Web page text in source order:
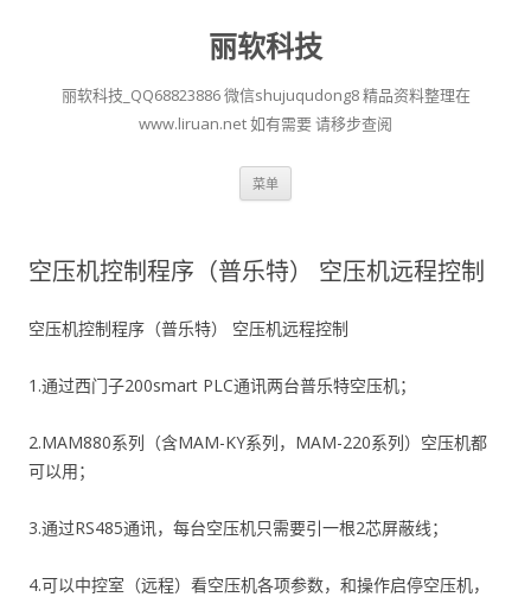
丽软科技
丽软科技_QQ68823886 微信shujuqudong8 精品资料整理在
www.liruan.net 如有需要 请移步查阅
菜单
空压机控制程序（普乐特） 空压机远程控制
空压机控制程序（普乐特） 空压机远程控制
1.通过西门子200smart PLC通讯两台普乐特空压机；
2.MAM880系列（含MAM-KY系列，MAM-220系列）空压机都
可以用；
3.通过RS485通讯，每台空压机只需要引一根2芯屏蔽线；
4.可以中控室（远程）看空压机各项参数，和操作启停空压机，